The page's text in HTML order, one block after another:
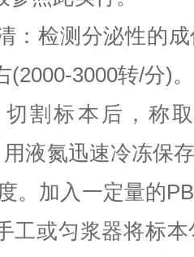
：检测分泌性的
(2000-3000转/分)
割标本后，称
液氮迅速冷冻保
。加入一定量的
工或匀浆器将标